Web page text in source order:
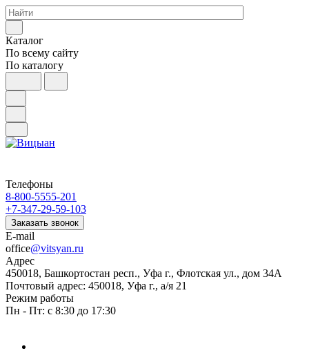
Каталог
По всему сайту
По каталогу
Телефоны
8-800-5555-201
+7-347-29-59-103
Заказать звонок
E-mail
office@vitsyan.ru
Адрес
450018, Башкортостан респ., Уфа г., Флотская ул., дом 34А
Почтовый адрес: 450018, Уфа г., а/я 21
Режим работы
Пн - Пт: с 8:30 до 17:30